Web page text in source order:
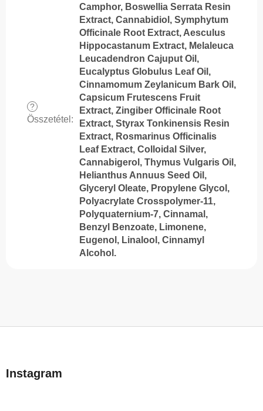
?
Összetétel :
Camphor, Boswellia Serrata Resin
Extract, Cannabidiol, Symphytum
Officinale Root Extract, Aesculus
Hippocastanum Extract, Melaleuca
Leucadendron Cajuput Oil,
Eucalyptus Globulus Leaf Oil,
Cinnamomum Zeylanicum Bark Oil,
Capsicum Frutescens Fruit
Extract, Zingiber Officinale Root
Extract, Styrax Tonkinensis Resin
Extract, Rosmarinus Officinalis
Leaf Extract, Colloidal Silver,
Cannabigerol, Thymus Vulgaris Oil,
Helianthus Annuus Seed Oil,
Glyceryl Oleate, Propylene Glycol,
Polyacrylate Crosspolymer-11,
Polyquaternium-7, Cinnamal,
Benzyl Benzoate, Limonene,
Eugenol, Linalool, Cinnamyl
Alcohol.
bInstagram